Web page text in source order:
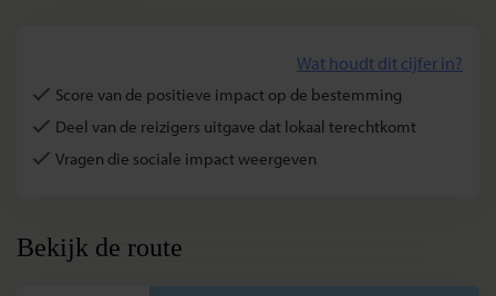
Wat houdt dit cijfer in?
Score van de positieve impact op de bestemming
Deel van de reizigers uitgave dat lokaal terechtkomt
Vragen die sociale impact weergeven
Bekijk de route